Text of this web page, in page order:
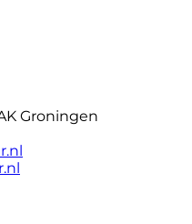
Groningen